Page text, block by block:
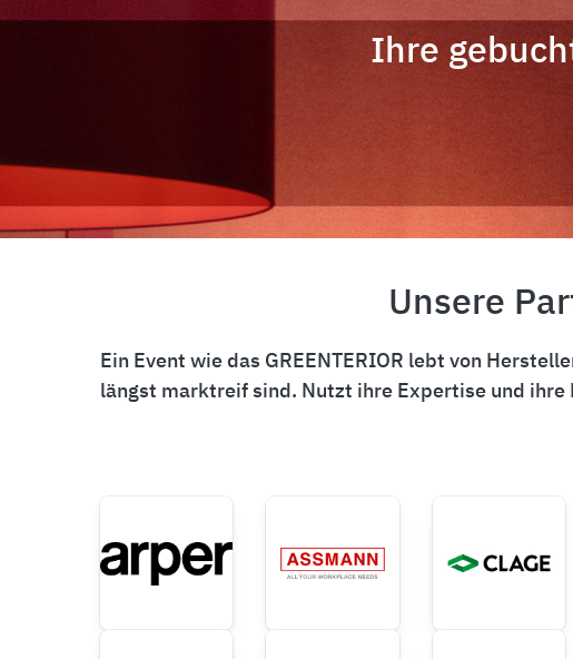
Ihre
Unsere
Ein Event wie das GREENTERIOR lebt von
längst marktreif sind. Nutzt ihre Expertise und ihre